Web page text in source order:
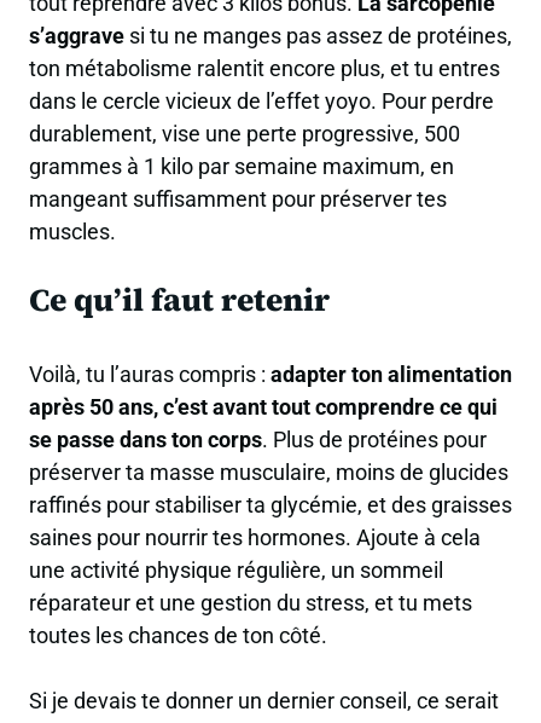
s’aggrave si tu ne manges pas assez de protéines,
ton métabolisme ralentit encore plus, et tu entres
dans le cercle vicieux de l’effet yoyo. Pour perdre
durablement, vise une perte progressive, 500
grammes à 1 kilo par semaine maximum, en
mangeant suffisamment pour préserver tes
muscles.
Ce qu’il faut retenir
Voilà, tu l’auras compris : adapter ton alimentation
après 50 ans, c’est avant tout comprendre ce qui
se passe dans ton corps. Plus de protéines pour
préserver ta masse musculaire, moins de glucides
raffinés pour stabiliser ta glycémie, et des graisses
saines pour nourrir tes hormones. Ajoute à cela
une activité physique régulière, un sommeil
réparateur et une gestion du stress, et tu mets
toutes les chances de ton côté.
Si je devais te donner un dernier conseil, ce serait